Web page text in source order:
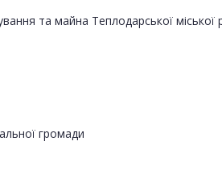
та майна Теплодарської міської
громади